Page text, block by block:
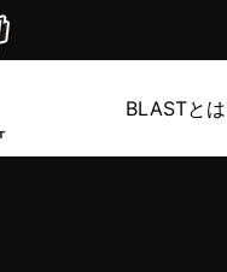
BLASTとは